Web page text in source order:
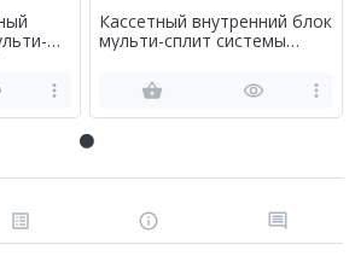
Кассетный внутренний блок
мульти-сплит системы